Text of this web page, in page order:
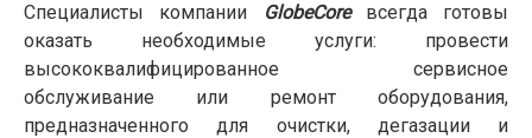
Специалисты компании GlobeCoreвсегда готовы
оказать необходимые услуги: провести
высококвалифицированное сервисное
обслуживание или ремонт оборудования,
предназначенного для очистки, дегазации и